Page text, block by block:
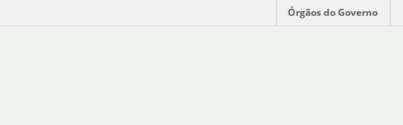
Órgãos do Governo